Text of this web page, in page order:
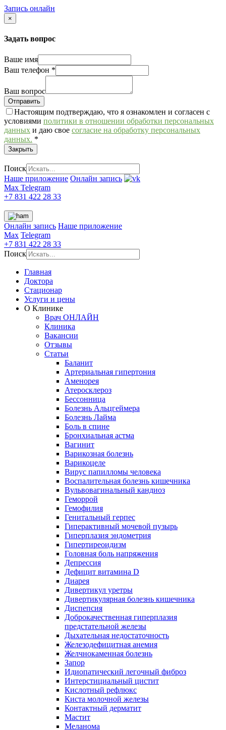
Запись онлайн
×
Задать вопрос
Ваше имя
Ваш телефон *
Ваш вопрос
Настоящим подтверждаю, что я ознакомлен и согласен с
условиями политики в отношении обработки персональных
данных и даю свое согласие на обработку персональных
данных. *
Закрыть
Поиск
Наше приложение Онлайн запись
Max Telegram
+7 831 422 28 33
Онлайн запись Наше приложение
Max Telegram
+7 831 422 28 33
Поиск
Главная
Доктора
Стационар
Услуги и цены
О Клинике
Врач ОНЛАЙН
Клиника
Вакансии
Отзывы
Статьи
Баланит
Артериальная гипертония
Аменорея
Атеросклероз
Бессонница
Болезнь Альцгеймера
Болезнь Лайма
Боль в спине
Бронхиальная астма
Вагинит
Варикозная болезнь
Варикоцеле
Вирус папилломы человека
Воспалительная болезнь кишечника
Вульвовагинальный кандиоз
Геморрой
Гемофилия
Генитальный герпес
Гиперактивный мочевой пузырь
Гиперплазия эндометрия
Гипертиреоидизм
Головная боль напряжения
Депрессия
Дефицит витамина D
Диарея
Дивертикул уретры
Дивертикулярная болезнь кишечника
Диспепсия
Доброкачественная гиперплазия
предстательной железы
Дыхательная недостаточность
Железодефицитная анемия
Желчнокаменная болезнь
Запор
Идиопатический легочный фиброз
Интерстициальный цистит
Кислотный рефлюкс
Киста молочной железы
Контактный дерматит
Мастит
Меланома